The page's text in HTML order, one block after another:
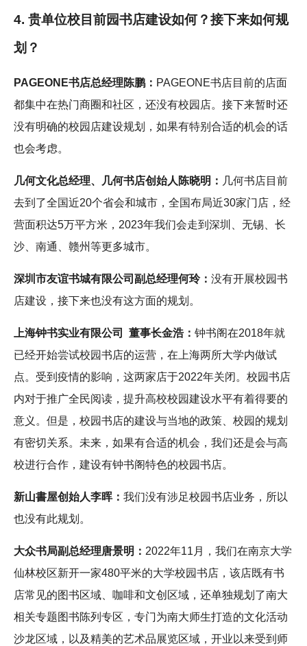
4. 贵单位校目前园书店建设如何？接下来如何规
划？
PAGEONE书店总经理陈鹏： PAGEONE书店目前的店面
都集中在热门商圈和社区，还没有校园店。接下来暂时还
没有明确的校园店建设规划，如果有特别合适的机会的话
也会考虑。
几何文化总经理、几何书店创始人陈晓明： 几何书店目前
去到了全国近20个省会和城市，全国布局近30家门店，经
营面积达5万平方米，2023年我们会走到深圳、无锡、长
沙、南通、赣州等更多城市。
深圳市友谊书城有限公司副总经理何玲： 没有开展校园书
店建设，接下来也没有这方面的规划。
上海钟书实业有限公司 董事长金浩： 钟书阁在2018年就
已经开始尝试校园书店的运营，在上海两所大学内做试
点。受到疫情的影响，这两家店于2022年关闭。校园书店
内对于推广全民阅读，提升高校校园建设水平有着得要的
意义。但是，校园书店的建设与当地的政策、校园的规划
有密切关系。未来，如果有合适的机会，我们还是会与高
校进行合作，建设有钟书阁特色的校园书店。
新山書屋创始人李晖： 我们没有涉足校园书店业务，所以
也没有此规划。
大众书局副总经理唐景明： 2022年11月，我们在南京大学
仙林校区新开一家480平米的大学校园书店，该店既有书
店常见的图书区域、咖啡和文创区域，还单独规划了南大
相关专题图书陈列专区，专门为南大师生打造的文化活动
沙龙区域，以及精美的艺术品展览区域，开业以来受到师